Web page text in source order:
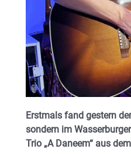
Erstmals fand gestern
sondern im
Trio „A Daneem“ aus